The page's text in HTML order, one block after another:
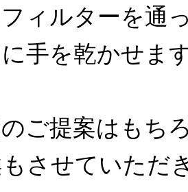
フィルターを通
手を乾かせま
ご提案はもち
させていただ